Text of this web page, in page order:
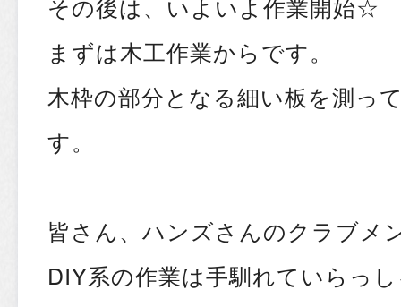
まずは木工作業からです。
木枠の部分となる細い板を測っ
す。
皆さん、ハンズさんのクラブメ
DIY系の作業は手馴れていらっ